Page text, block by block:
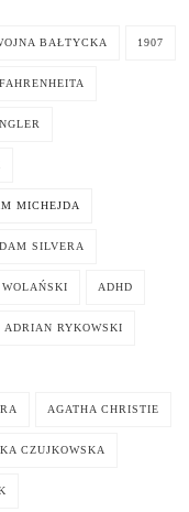
BAŁTYCKA 1907
MICHEJDA
SILVERA
ADHD
ADRIAN RYKOWSKI
AGATHA CHRISTIE
CZUJKOWSKA